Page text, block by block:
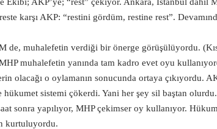
karşı AKP: “restini gördüm, restine rest”.
de, muhalefetin verdiği bir önerge görüşülüyordu.
muhalefetin yanında tam kadro evet oyu
olacağı o oylamanın sonucunda ortaya çıkıyordu.
hükumet sistemi çökerdi. Yani her şey sil baştan olurdu.
sonra yapılıyor, MHP çekimser oy kullanıyor.
kurtuluyordu.